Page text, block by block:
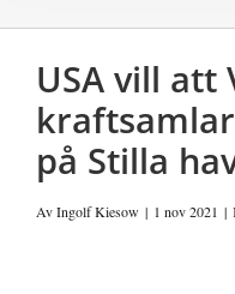
USA vill att
på Stilla
AvIngolf Kiesow | 1 nov 2021 |